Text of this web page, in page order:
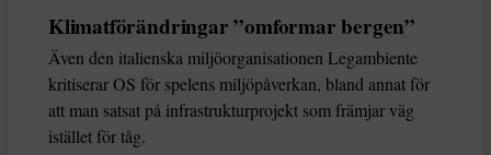
Klimatförändringar ”omformar bergen”
Även den italienska miljöorganisationen Legambiente
kritiserar OS för spelens miljöpåverkan, bland annat för
att man satsat på infrastrukturprojekt som främjar väg
istället för tåg.